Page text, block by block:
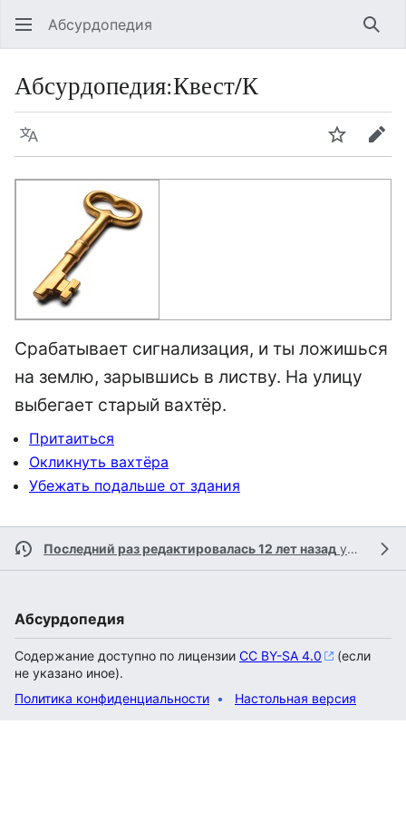
Абсурдопедия
Абсурдопедия:Квест/К
Язык
Срабатывает сигнализация, и ты ложишься
на землю, зарывшись в листву. На улицу
выбегает старый вахтёр.
Притаиться
Окликнуть вахтёра
Убежать подальше от здания
Последний раз редактировалась 12 лет назад участником
Абсурдопедия
Содержание доступно по лицензии CC BY-SA 4.0
(если
не указано иное).
Политика конфиденциальности
Настольная версия